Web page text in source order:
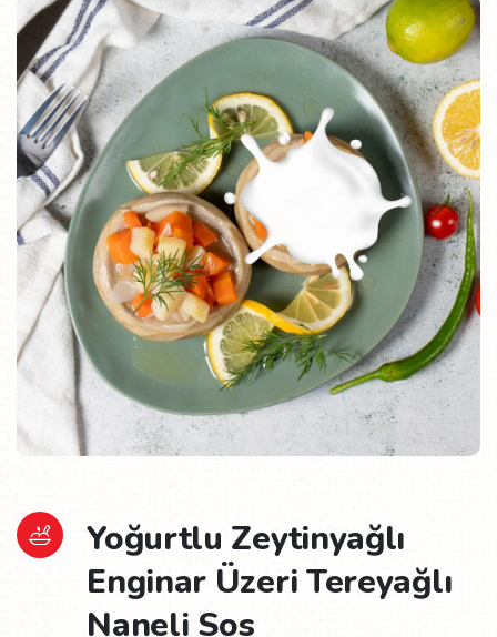
Yoğurtlu Zeytinyağlı
Enginar Üzeri Tereyağlı
Naneli Sos